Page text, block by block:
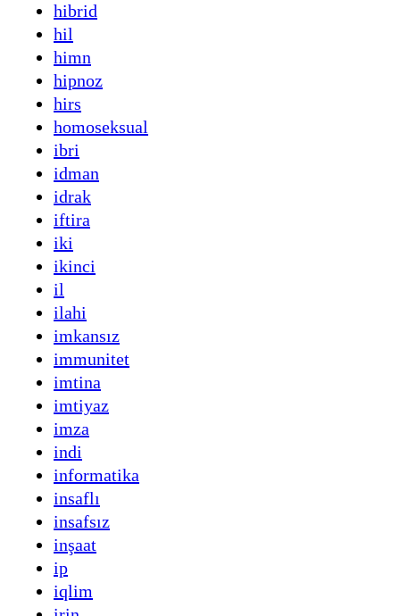
hibrid
hil
himn
hipnoz
hirs
homoseksual
ibri
idman
idrak
iftira
iki
ikinci
il
ilahi
imkansız
immunitet
imtina
imtiyaz
imza
indi
informatika
insaflı
insafsız
inşaat
ip
iqlim